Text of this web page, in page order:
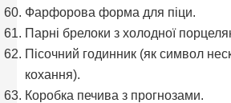
Фарфорова форма для піци.
Парні брелоки з холодної
Пісочний годинник (як символ
кохання).
Коробка печива з прогнозами.